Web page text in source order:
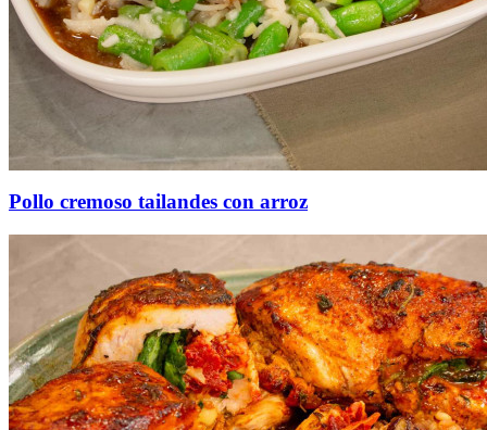
Pollo cremoso tailandes con arroz